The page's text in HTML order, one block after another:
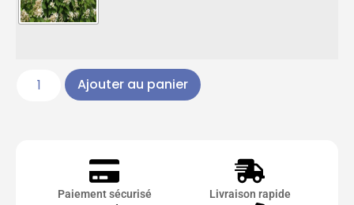
Ajouter au panier
Paiement sécurisé Livraison rapide